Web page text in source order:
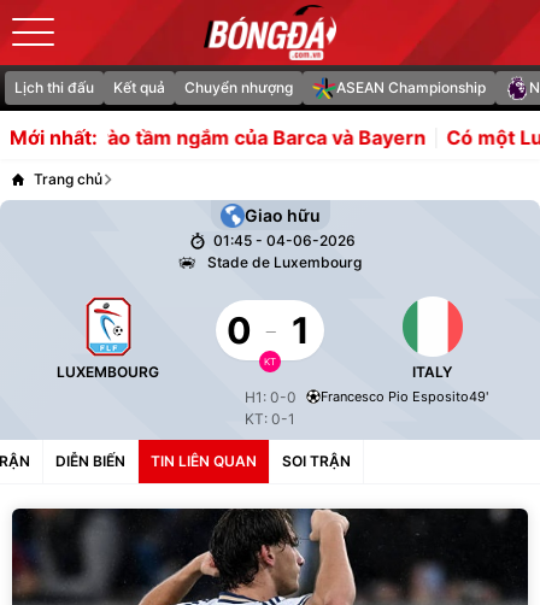
Lịch thi đấu Kết quả Chuyển nhượng ASEAN Championship
Mới nhất:
vào tầm ngắm của Barca và Bayern Có một Luka
Trang chủ
Giao hữu
01:45 - 04-06-2026
Stade de Luxembourg
LUXEMBOURG
0 - 1
KT
ITALY
H1: 0-0
KT: 0-1
Francesco Pio Esposito49'
DIỄN BIẾN TIN LIÊN QUAN SOI TRẬN